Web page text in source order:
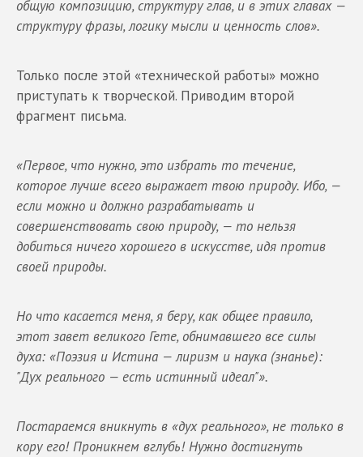
общую композицию, структуру глав, и в этих главах —
структуру фразы, логику мысли и ценность слов».
Только после этой «технической работы» можно
приступать к творческой. Приводим второй
фрагмент письма.
«Первое, что нужно, это избрать то течение,
которое лучше всего выражает твою природу. Ибо, —
если можно и должно разрабатывать и
совершенствовать свою природу, — то нельзя
добиться ничего хорошего в искусстве, идя против
своей природы.
Но что касается меня, я беру, как общее правило,
этот завет великого Гете, обнимавшего все силы
духа: «Поэзия и Истина — лиризм и наука (знанье):
"Дух реального — есть истинный идеал"».
Постараемся вникнуть в «дух реального», не только в
кору его! Проникнем вглубь! Нужно достигнуть